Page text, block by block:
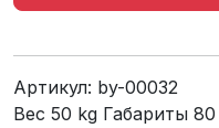
Артикул: by-00032
Вес 50 kg Габариты